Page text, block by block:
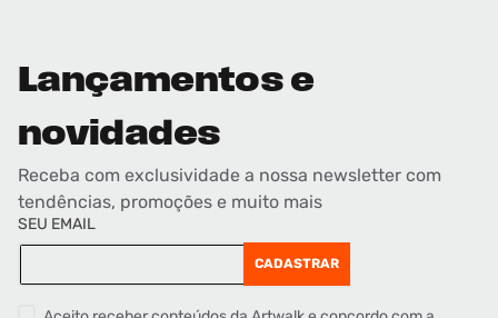
Lançamentos e
novidades
Receba com exclusividade a nossa newsletter com
tendências, promoções e muito mais
SEU EMAIL
CADASTRAR